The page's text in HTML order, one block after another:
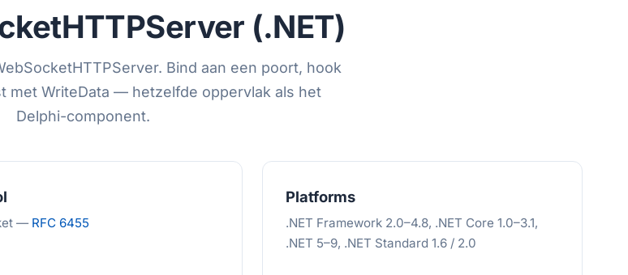
(.NET)
Bind aan een poort, hook
met WriteData — hetzelfde oppervlak als het
Delphi-component.
— RFC 6455
Platforms
.NET Framework 2.0–4.8, .NET Core 1.0–3.1,
.NET 5–9, .NET Standard 1.6 / 2.0